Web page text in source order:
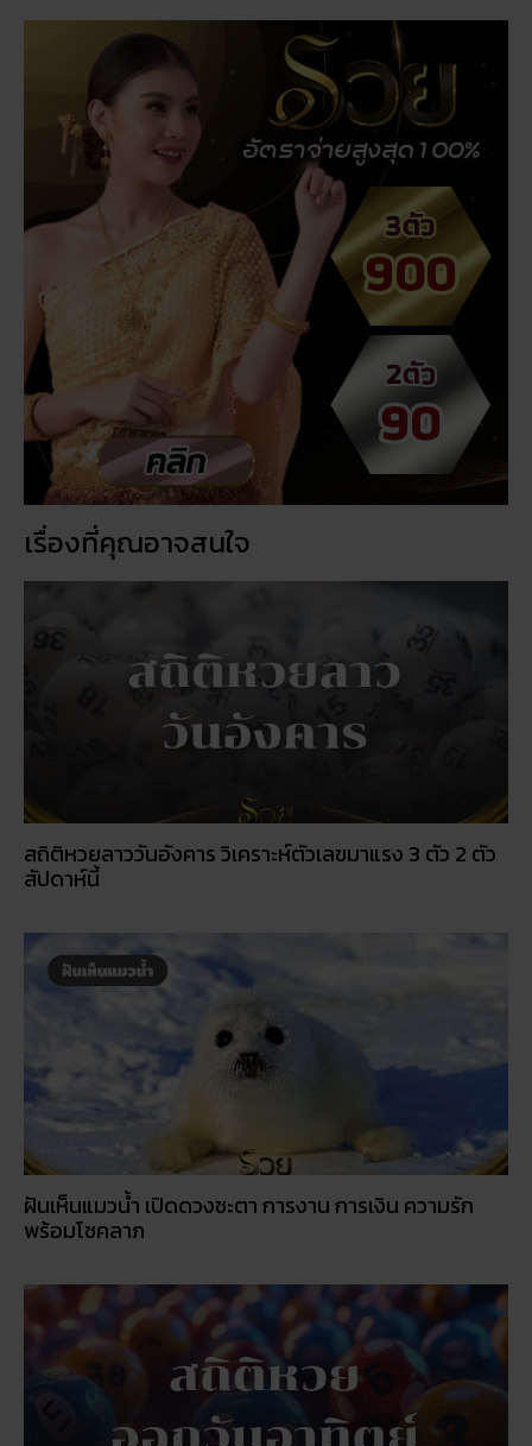
เรื่องที่คุณอาจสนใจ
สถิติหวยลาววันอังคาร วิเคราะห์ตัวเลขมาแรง 3 ตัว 2 ตัว
สัปดาห์นี้
ฝันเห็นแมวน้ำ เปิดดวงชะตา การงาน การเงิน ความรัก
พร้อมโชคลาภ